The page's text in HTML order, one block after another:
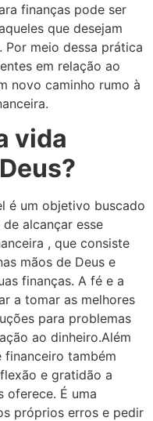
finanças pode ser
que desejam
Por meio dessa prática
em relação ao
novo caminho rumo à
vida
é um objetivo buscado
alcançar esse
, que consiste
mãos de Deus e
finanças. A fé e a
a tomar as melhores
para problemas
ao dinheiro.Além
financeiro também
e gratidão a
oferece. É uma
próprios erros e pedir